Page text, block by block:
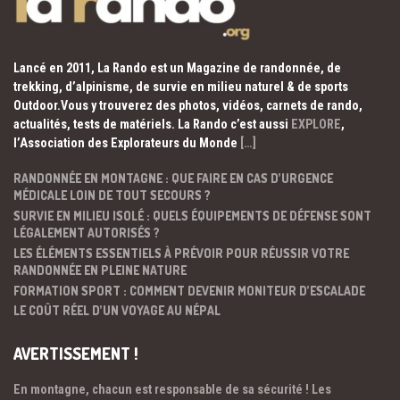
Lancé en 2011, La Rando est un Magazine de randonnée, de
trekking, d’alpinisme, de survie en milieu naturel & de sports
Outdoor.Vous y trouverez des photos, vidéos, carnets de rando,
actualités, tests de matériels. La Rando c’est aussi EXPLORE,
l’Association des Explorateurs du Monde […]
RANDONNÉE EN MONTAGNE : QUE FAIRE EN CAS D’URGENCE
MÉDICALE LOIN DE TOUT SECOURS ?
SURVIE EN MILIEU ISOLÉ : QUELS ÉQUIPEMENTS DE DÉFENSE SONT
LÉGALEMENT AUTORISÉS ?
LES ÉLÉMENTS ESSENTIELS À PRÉVOIR POUR RÉUSSIR VOTRE
RANDONNÉE EN PLEINE NATURE
FORMATION SPORT : COMMENT DEVENIR MONITEUR D’ESCALADE
LE COÛT RÉEL D’UN VOYAGE AU NÉPAL
AVERTISSEMENT !
En montagne, chacun est responsable de sa sécurité ! Les